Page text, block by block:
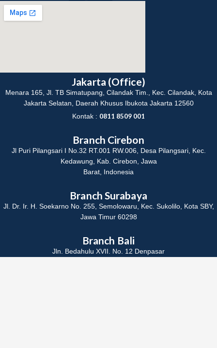
Jakarta (Office)
Menara 165, Jl. TB Simatupang, Cilandak Tim., Kec. Cilandak, Kota
Jakarta Selatan, Daerah Khusus Ibukota Jakarta 12560
Kontak : 0811 8509 001
Branch Cirebon
Jl Puri Pilangsari I No.32 RT.001 RW.006, Desa Pilangsari, Kec.
Kedawung, Kab. Cirebon, Jawa
Barat, Indonesia
Branch Surabaya
Jl. Dr. Ir. H. Soekarno No. 255, Semolowaru, Kec. Sukolilo, Kota SBY,
Jawa Timur 60298
Branch Bali
Jln. Bedahulu XVII. No. 12 Denpasar